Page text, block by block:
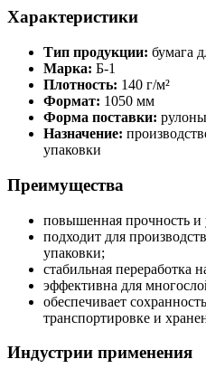
Характеристики
Тип продукции: бумага
Марка: Б-1
Плотность: 140 г/м²
Формат: 1050 мм
Форма поставки: рулоны
Назначение:
упаковки
Преимущества
повышенная прочность и
подходит для
упаковки;
стабильная переработка
эффективна для
обеспечивает
транспортировке и
Индустрии применения